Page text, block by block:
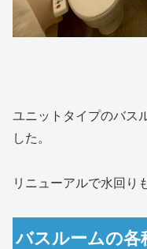
ユニットタイプのバス
した。
リニューアルで水回り
バスルームの各